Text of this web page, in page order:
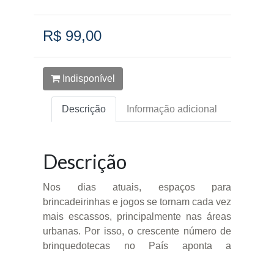
R$ 99,00
Indisponível
Descrição Informação adicional
Descrição
Nos dias atuais, espaços para
brincadeirinhas e jogos se tornam cada vez
mais escassos, principalmente nas áreas
urbanas. Por isso, o crescente número de
brinquedotecas no País aponta a